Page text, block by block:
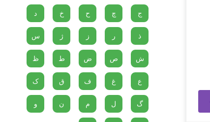
ج چ ح خ د
ذ ر ز ژ س
ش ص ض ط ظ
ع غ ف ق ک
گ ل م ن و